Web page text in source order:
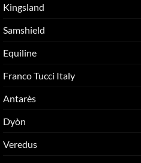
Kingsland
Samshield
Equiline
Franco Tucci Italy
Antarès
Dyòn
Veredus